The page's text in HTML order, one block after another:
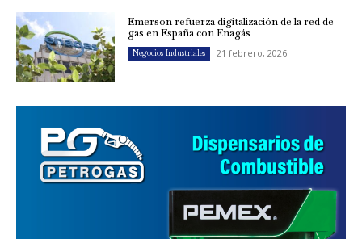
Emerson refuerza digitalización de la red de
gas en España con Enagás
Negocios Industriales 21 febrero, 2026